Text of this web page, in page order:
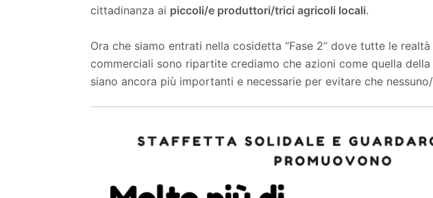
cittadinanza ai piccoli/e produttori/trici agricoli locali.
Ora che siamo entrati nella cosidetta “Fase 2” dove tutte le
commerciali sono ripartite crediamo che azioni come quella della
siano ancora più importanti e necessarie per evitare che